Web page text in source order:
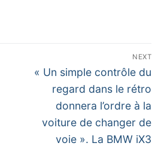
NEXT
Next
post:
« Un simple contrôle du
regard dans le rétro
donnera l’ordre à la
voiture de changer de
voie ». La BMW iX3